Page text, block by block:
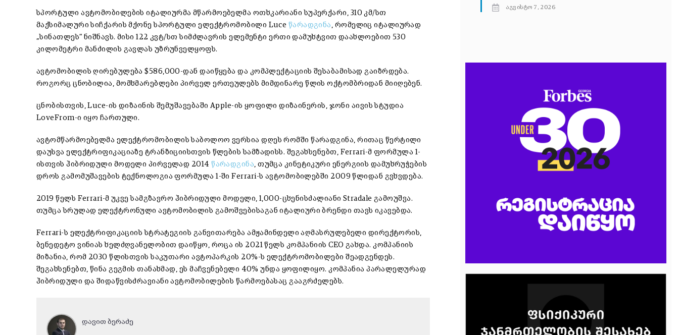
სპორტული ავტომობილების იტალიურმა მწარმოებელმა ოთხკარიანი სუპერქარი, 310 კმ/სთ
მაქსიმალური სიჩქარის მქონე სპორტული ელექტრომობილი Luce წარადგინა , რომელიც იტალიურად
„სინათლეს“ ნიშნავს. მისი 122 კვტ/სთ სიმძლავრის ელემენტი ერთი დამუხტვით დაახლოებით 530
კილომეტრი მანძილის გავლას უზრუნველყოფს.
ავტომობილის ღირებულება $586,000-დან დაიწყება და კომპლექტაციის შესაბამისად გაიზრდება.
როგორც ცნობილია, მომხმარებლები პირველ ერთეულებს მიმდინარე წლის ოქტომბრიდან მიიღებენ.
ცნობისთვის, Luce-ის დიზაინის შემუშავებაში Apple-ის ყოფილი დიზაინერის, ჯონი აივის სტუდია
LoveFrom-ი იყო ჩართული.
ავტომწარმოებელმა ელექტრომობილის საბოლოო ვერსია დღეს რომში წარადგინა, რითაც წერტილი
დაუსვა ელექტრიფიკაციაზე ტრანზიციისთვის წლების სამზადისს. შეგახსენებთ, Ferrari-მ ფორმულა 1-
ისთვის ჰიბრიდული მოდელი პირველად 2014წარადგინა , თუმცა კინეტიკური ენერგიის დამუხრუჭების
დროს გამომუშავების ტექნოლოგია ფორმულა 1-ში Ferrari-ს ავტომობილებში 2009 წლიდან გვხვდება.
2019 წელს Ferrari-მ უკვე სამგზავრო ჰიბრიდული მოდელი, 1,000-ცხენისძალიანი Stradale გამოუშვა.
თუმცა სრულად ელექტრონული ავტომობილის გამოშვებისაგან იტალიური ბრენდი თავს იკავებდა.
Ferrari-ს ელექტრიფიკაციის სტრატეგიის განვითარება ამჟამინდელი აღმასრულებელი დირექტორის,
ბენედეტო ვინიას ხელძღვანელობით დაიწყო, როცა ის 2021 წელს კომპანიის CEO გახდა. კომპანიის
მიზანია, რომ 2030 წლისთვის საკუთარი ავტოპარკის 20%-ს ელექტრომობილები შეადგენდეს.
შეგახსენებთ, წინა გეგმის თანახმად, ეს მაჩვენებელი 40% უნდა ყოფილიყო. კომპანია პარალელურად
ჰიბრიდული და შიდაწვისძრავიანი ავტომობილების წარმოებასაც გააგრძელებს.
დავით ბერაძე
აგვისტო 7, 2026